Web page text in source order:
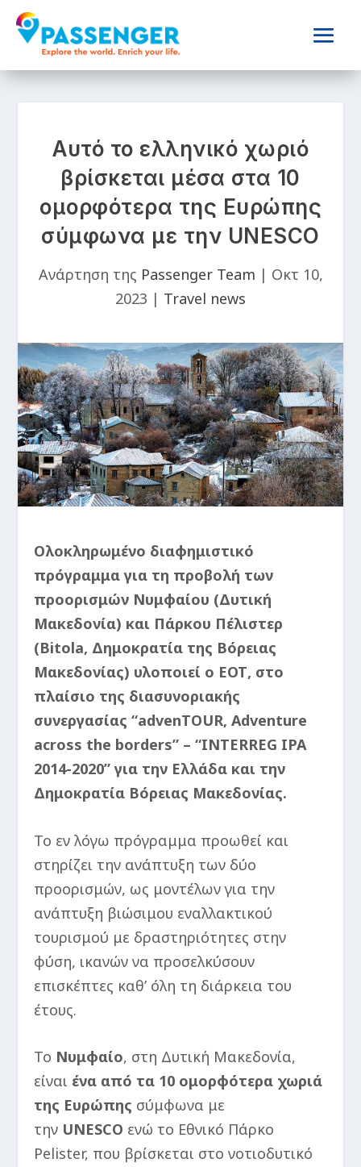
Αυτό το ελληνικό χωριό
βρίσκεται μέσα στα 10
ομορφότερα της Ευρώπης
σύμφωνα με την UNESCO
Ανάρτηση της Passenger Team | Οκτ 10,
2023 | Travel news
Ολοκληρωμένο διαφημιστικό
πρόγραμμα για τη προβολή των
προορισμών Νυμφαίου (Δυτική
Μακεδονία) και Πάρκου Πέλιστερ
(Bitola, Δημοκρατία της Βόρειας
Μακεδονίας) υλοποιεί ο ΕΟΤ, στο
πλαίσιο της διασυνοριακής
συνεργασίας “advenTOUR, Adventure
across the borders” – “INTERREG IPA
2014-2020” για την Ελλάδα και την
Δημοκρατία Βόρειας Μακεδονίας.
Το εν λόγω πρόγραμμα προωθεί και
στηρίζει την ανάπτυξη των δύο
προορισμών, ως μοντέλων για την
ανάπτυξη βιώσιμου εναλλακτικού
τουρισμού με δραστηριότητες στην
φύση, ικανών να προσελκύσουν
επισκέπτες καθ’ όλη τη διάρκεια του
έτους.
Το Νυμφαίο, στη Δυτική Μακεδονία,
είναι ένα από τα 10 ομορφότερα χωριά
της Ευρώπης σύμφωνα με
την UNESCO ενώ το Εθνικό Πάρκο
Pelister, που βρίσκεται στο νοτιοδυτικό